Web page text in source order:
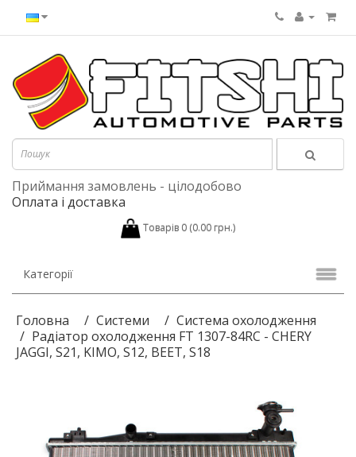
Приймання замовлень - цілодобово
Оплата і доставка
Товарів 0 (0.00 грн.)
Категорії
Головна Системи
Система охолодження
Радіатор охолодження FT 1307-84RC - CHERY
JAGGI, S21, KIMO, S12, BEET, S18